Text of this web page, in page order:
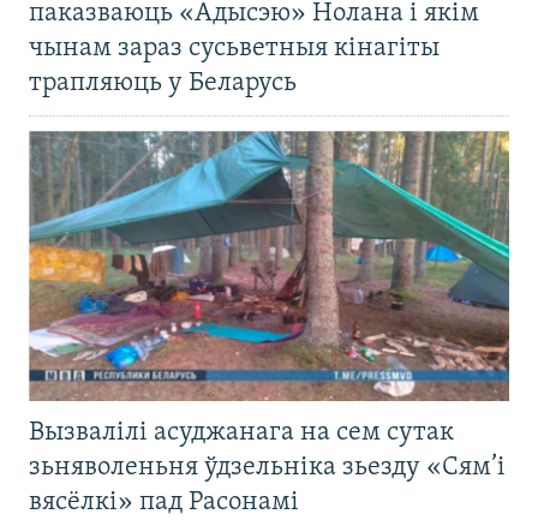
паказваюць «Адысэю» Нолана і якім
чынам зараз сусьветныя кінагіты
трапляюць у Беларусь
Вызвалілі асуджанага на сем сутак
зьняволеньня ўдзельніка зьезду «Сям’і
вясёлкі» пад Расонамі